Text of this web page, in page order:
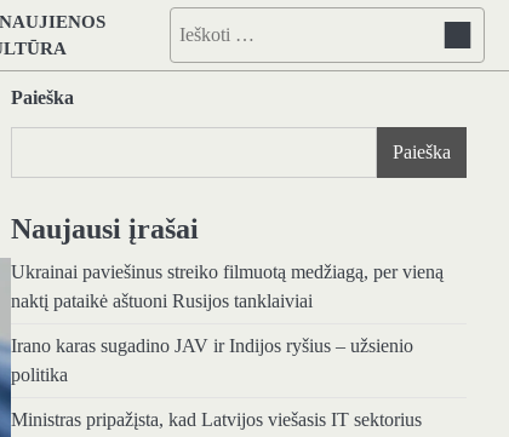
Ieškoti:
Paieška
Paieška
Naujausi įrašai
Ukrainai paviešinus streiko filmuotą medžiagą, per vieną
naktį pataikė aštuoni Rusijos tanklaiviai
Irano karas sugadino JAV ir Indijos ryšius – užsienio
politika
Ministras pripažįsta, kad Latvijos viešasis IT sektorius